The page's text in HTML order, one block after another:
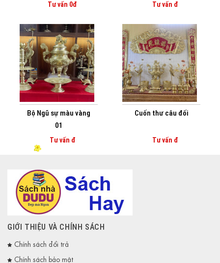
Tư vấn 0đ Tư vấn đ
Bộ Ngũ sự màu vàng
01
Tư vấn đ
Cuốn thư câu đối
Tư vấn đ
GIỚI THIỆU VÀ CHÍNH SÁCH
Chính sách đổi trả
Chính sách bảo mật